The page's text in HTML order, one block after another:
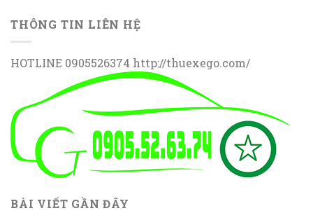
THÔNG TIN LIÊN HỆ
HOTLINE 0905526374 http://thuexego.com/
BÀI VIẾT GẦN ĐÂY